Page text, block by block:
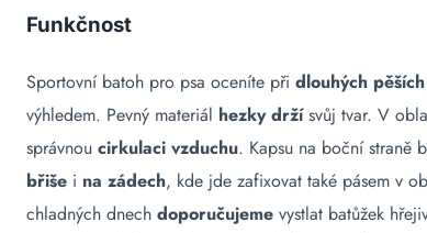
Funkčnost
Sportovní batoh pro psa oceníte při dlouhých
výhledem. Pevný materiál hezky držísvůj tvar. V
správnou cirkulaci vzduchu. Kapsu na boční straně
břiše i na zádech, kde jde zafixovat také pásem v
chladných dnech doporučujeme vystlat batůžek